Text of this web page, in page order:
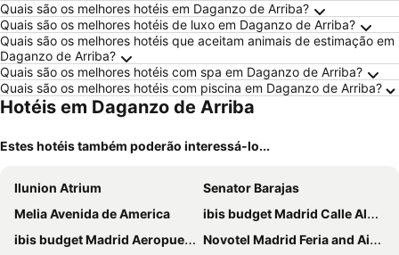
Quais são os melhores hotéis em Daganzo de Arriba?
Quais são os melhores hotéis de luxo em Daganzo de Arriba?
Quais são os melhores hotéis que aceitam animais de estimação em
Daganzo de Arriba?
Quais são os melhores hotéis com spa em Daganzo de Arriba?
Quais são os melhores hotéis com piscina em Daganzo de Arriba?
Hotéis em Daganzo de Arriba
Estes hotéis também poderão interessá-lo...
Ilunion Atrium
Senator Barajas
Melia Avenida de America
ibis budget Madrid Calle Alcalá
ibis budget Madrid Aeropuerto
Novotel Madrid Feria and Airport